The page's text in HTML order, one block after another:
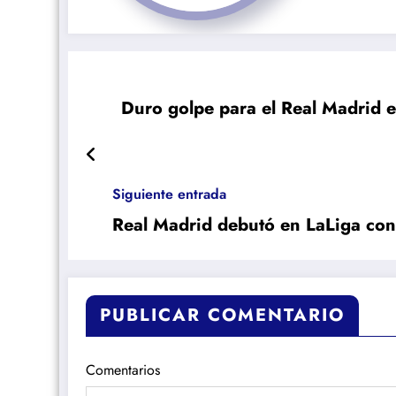
Duro golpe para el Real Madrid
Siguiente entrada
Real Madrid debutó en LaLiga
PUBLICAR COMENTARIO
Comentarios